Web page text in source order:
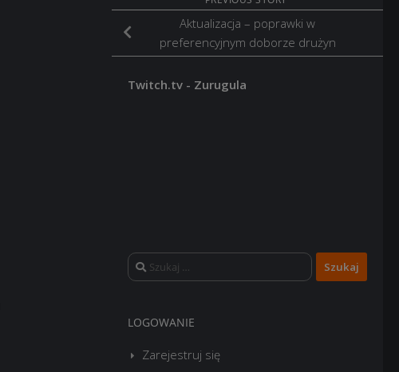
Aktualizacja – poprawki w
preferencyjnym doborze drużyn
Twitch.tv - Zurugula
Szukaj:
LOGOWANIE
Zarejestruj się